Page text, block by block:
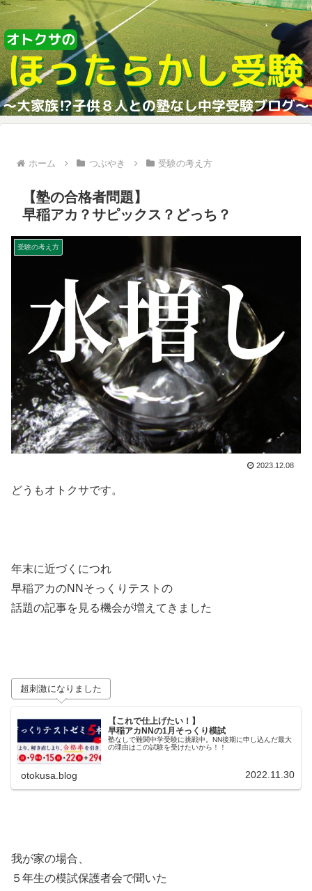
ホーム つぶやき 受験の考え方
【塾の合格者問題】
早稲アカ？サピックス？どっち？
受験の考え方
2023.12.08
どうもオトクサです。
年末に近づくにつれ
早稲アカのNNそっくりテストの
話題の記事を見る機会が増えてきました
超刺激になりました
【これで仕上げたい！】
早稲アカNNの1月そっくり模試
塾なしで難関中学受験に挑戦中。NN後期に申し込んだ最大
の理由はこの試験を受けたいから！！
otokusa.blog 2022.11.30
我が家の場合、
５年生の模試保護者会で聞いた